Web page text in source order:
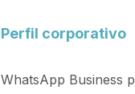
Perfil corporativo
WhatsApp Business